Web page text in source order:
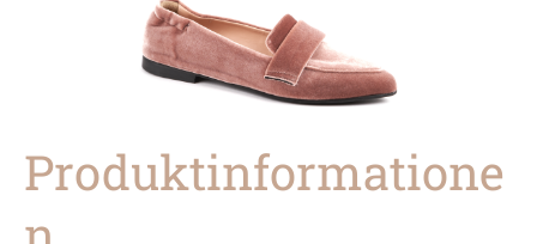
Produktinformatione